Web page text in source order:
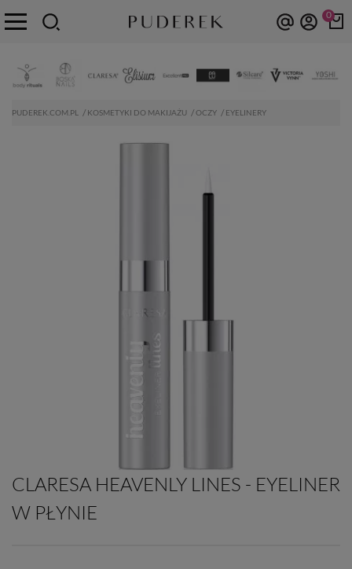
0
PUDEREK.COM.PL KOSMETYKI DO MAKIJAŻU OCZY EYELINERY
CLARESA HEAVENLY LINES - EYELINER
W PŁYNIE